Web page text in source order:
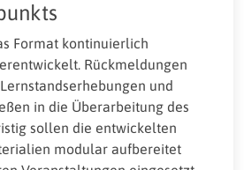
Format kontinuierlich
Rückmeldungen
und
in die Überarbeitung des
sollen die entwickelten
modular aufbereitet